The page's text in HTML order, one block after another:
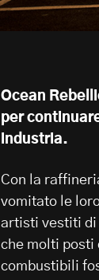
Ocean
per
industria.
Con la
vomitato le
artisti vestiti di
che molti posti
combustibili